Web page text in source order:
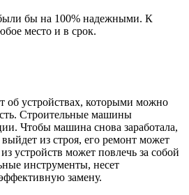
были бы на 100% надежными. К
место и в срок.
об устройствах, которыми можно
Строительные машины
Чтобы машина снова заработала,
из строя, его ремонт может
устройств может повлечь за собой
инструменты, несет
замену.